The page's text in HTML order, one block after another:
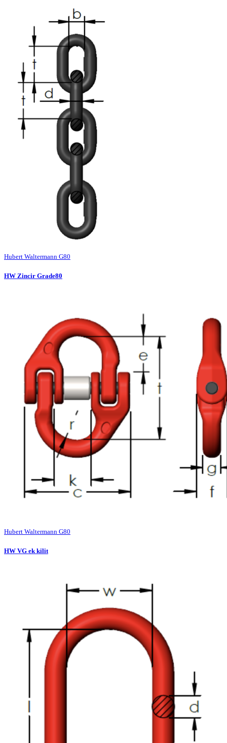
Hubert Waltermann G80
HW Zincir Grade80
Hubert Waltermann G80
HW VG ek kilit